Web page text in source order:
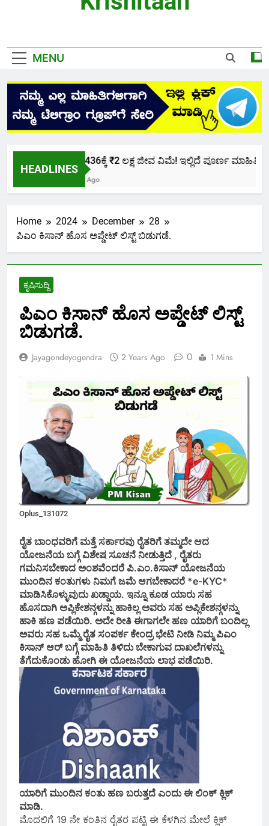
MENU
HEADLINES
ಕೇವಲ ₹436ಕ್ಕೆ ₹2 ಲಕ್ಷ ಜೀವ ವಿಮೆ! ಇಲ್ಲಿದೆ ಪೂರ್ಣ ಮಾಹಿತಿ.
2 Months Ago
Home 2024 December
28
ಪಿಎಂ ಕಿಸಾನ್ ಹೊಸ ಅಪ್ಡೇಟ್ ಲಿಸ್ಟ್ ಬಿಡುಗಡೆ.
ಕೃಷಿಸುದ್ದಿ
ಪಿಎಂ ಕಿಸಾನ್ ಹೊಸ ಅಪ್ಡೇಟ್ ಲಿಸ್ಟ್
ಬಿಡುಗಡೆ.
Jayagondeyogendra 2 Years Ago 0 1 Mins
Oplus_131072
ರೈತ ಬಾಂಧವರಿಗೆ ಮತ್ತೆ ಸರ್ಕಾರವು ರೈತರಿಗೆ ತಮ್ಮದೇ ಆದ
ಯೋಜನೆಯ ಬಗ್ಗೆ ವಿಶೇಷ ಸೂಚನೆ ನೀಡುತ್ತಿದೆ , ರೈತರು
ಗಮನಿಸಬೇಕಾದ ಅಂಶವೆಂದರೆ ಪಿ.ಎಂ.ಕಿಸಾನ್ ಯೋಜನೆಯ
ಮುಂದಿನ ಕಂತುಗಳು ನಿಮಗೆ ಜಮೆ ಆಗಬೇಕಾದರೆ *e-KYC*
ಮಾಡಿಸಿಕೊಳ್ಳುವುದು ಖಡ್ಡಾಯ. ಇನ್ನೂ ಕೂಡ ಯಾರು ಸಹ
ಹೊಸದಾಗಿ ಅಪ್ಲಿಕೇಶನ್ಗಳನ್ನು ಹಾಕಿಲ್ಲ ಅವರು ಸಹ ಅಪ್ಲಿಕೇಶನ್ಗಳನ್ನು
ಹಾಕಿ ಹಣ ಪಡೆಯಿರಿ. ಅದೇ ರೀತಿ ಈಗಾಗಲೇ ಹಣ ಯಾರಿಗೆ ಬಂದಿಲ್ಲ
ಅವರು ಸಹ ಒಮ್ಮೆ ರೈತ ಸಂಪರ್ಕ ಕೇಂದ್ರ ಭೇಟಿ ನೀಡಿ ನಿಮ್ಮ ಪಿಎಂ
ಕಿಸಾನ್ ಆರ್ ಬಗ್ಗೆ ಮಾಹಿತಿ ತಿಳಿದು ಬೇಕಾಗುವ ದಾಖಲೆಗಳನ್ನು
ತೆಗೆದುಕೊಂಡು ಹೋಗಿ ಈ ಯೋಜನೆಯ ಲಾಭ ಪಡೆಯಿರಿ.
ಯಾರಿಗೆ ಮುಂದಿನ ಕಂತು ಹಣ ಬರುತ್ತದೆ ಎಂದು ಈ ಲಿಂಕ್ ಕ್ಲಿಕ್
ಮಾಡಿ.
ಮೊದಲಿಗೆ 19 ನೇ ಕಂತಿನ ರೈತರ ಪಟ್ಟಿ ಈ ಕೆಳಗಿನ ಮೇಲೆ ಕ್ಲಿಕ್